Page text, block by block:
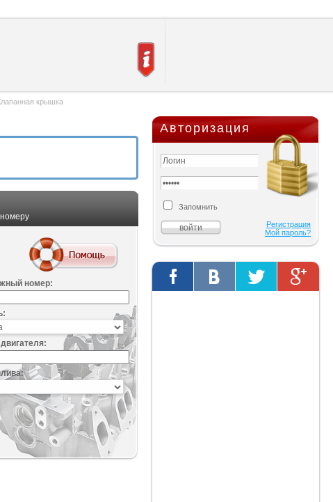
крышка
номер:
Авторизация
Запомнить
Регистрация
Мой пароль?